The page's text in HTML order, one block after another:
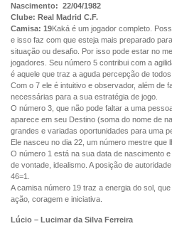
Nascimento: 22/04/1982
Clube: Real Madrid C.F.
Camisa: 19Kaká é um jogador completo.
e isso faz com que esteja mais preparado
situação ou desafio. Por isso pode estar no
jogadores. Seu número 5 contribui com a
é aquele que traz a aguda percepção de
Com o 7 ele é intuitivo e observador, além de
necessárias para a sua estratégia de jogo.
O número 3, que não pode faltar a uma
aparece em seu Destino (soma do nome de
grandes e variadas oportunidades para uma
Ele nasceu no dia 22, um número mestre que
O número 1 está na sua data de nascimento
de vontade, idealismo. A posição de
46=1.
A camisa número 19 traz a energia do sol,
ação, coragem e iniciativa.
Lúcio – Lucimar da Silva Ferreira